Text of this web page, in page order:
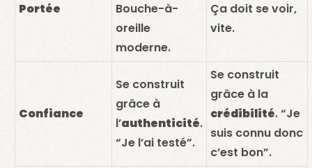
Portée
Bouche-à-
oreille
moderne.
Ça doit se voir,
vite.
Confiance
Se construit
grâce à
l’authenticité.
“Je l’ai testé”.
Se construit
grâce à la
crédibilité. “Je
suis connu donc
c’est bon”.